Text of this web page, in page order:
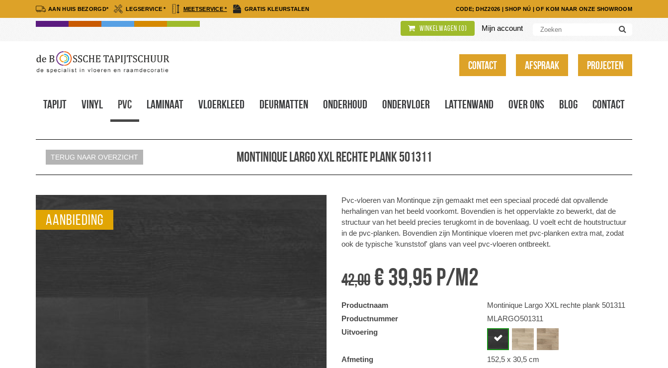
AAN HUIS BEZORGD* LEGSERVICE * MEETSERVICE * GRATIS KLEURSTALEN CODE; DHZ2026 |SHOP NÚ |OF KOM NAAR ONZE SHOWROOM
Winkelwagen (0) Mijn account
Contact Afspraak Projecten
Tapijt Vinyl Pvc Laminaat Vloerkleed Deurmatten Onderhoud Ondervloer Lattenwand Over ons Blog Contact
TERUG NAAR OVERZICHT Montinique Largo XXL rechte plank 501311
aanbieding
Pvc-vloeren van Montinque zijn gemaakt met een speciaal procedé dat opvallende
herhalingen van het beeld voorkomt. Bovendien is het oppervlakte zo bewerkt, dat de
structuur van het beeld precies terugkomt in de bovenlaag. U voelt echt de houtstructuur
in de pvc-planken. Bovendien zijn Montinique vloeren met pvc-planken extra mat, zodat
ook de typische 'kunststof' glans van veel pvc-vloeren ontbreekt.
42,00 € 39,95 p/m2
Productnaam
Montinique Largo XXL rechte plank 501311
Productnummer
MLARGO501311
Uitvoering
Afmeting
152,5 x 30,5 cm